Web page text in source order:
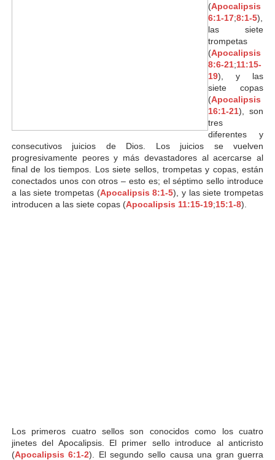
(Apocalipsis
6:1-17;8:1-5),
las siete
trompetas
(Apocalipsis
8:6-21;11:15-
19), y las
siete copas
(Apocalipsis
16:1-21), son
tres
diferentes y
consecutivos juicios de Dios. Los juicios se vuelven
progresivamente peores y más devastadores al acercarse al
final de los tiempos. Los siete sellos, trompetas y copas, están
conectados unos con otros – esto es; el séptimo sello introduce
a las siete trompetas (Apocalipsis 8:1-5), y las siete trompetas
introducen a las siete copas (Apocalipsis 11:15-19;15:1-8).
Los primeros cuatro sellos son conocidos como los cuatro
jinetes del Apocalipsis. El primer sello introduce al anticristo
(Apocalipsis 6:1-2). El segundo sello causa una gran guerra